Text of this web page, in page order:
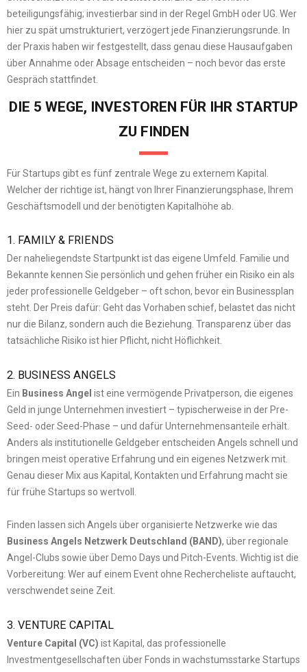
beteiligungsfähig; investierbar sind in der Regel GmbH oder UG. Wer
hier zu spät umstrukturiert, verzögert jede Finanzierungsrunde. In
der Praxis haben wir festgestellt, dass genau diese Hausaufgaben
über Annahme oder Absage entscheiden – noch bevor das erste
Gespräch stattfindet.
DIE 5 WEGE, INVESTOREN FÜR IHR STARTUP
ZU FINDEN
Für Startups gibt es fünf zentrale Wege zu externem Kapital.
Welcher der richtige ist, hängt von Ihrer Finanzierungsphase, Ihrem
Geschäftsmodell und der benötigten Kapitalhöhe ab.
1. FAMILY & FRIENDS
Der naheliegendste Startpunkt ist das eigene Umfeld. Familie und
Bekannte kennen Sie persönlich und gehen früher ein Risiko ein als
jeder professionelle Geldgeber – oft schon, bevor ein Businessplan
steht. Der Preis dafür: Geht das Vorhaben schief, belastet das nicht
nur die Bilanz, sondern auch die Beziehung. Transparenz über das
tatsächliche Risiko ist hier Pflicht, nicht Höflichkeit.
2. BUSINESS ANGELS
Ein Business Angel ist eine vermögende Privatperson, die eigenes
Geld in junge Unternehmen investiert – typischerweise in der Pre-
Seed- oder Seed-Phase – und dafür Unternehmensanteile erhält.
Anders als institutionelle Geldgeber entscheiden Angels schnell und
bringen meist operative Erfahrung und ein eigenes Netzwerk mit.
Genau dieser Mix aus Kapital, Kontakten und Erfahrung macht sie
für frühe Startups so wertvoll.
Finden lassen sich Angels über organisierte Netzwerke wie das
Business Angels Netzwerk Deutschland (BAND), über regionale
Angel-Clubs sowie über Demo Days und Pitch-Events. Wichtig ist die
Vorbereitung: Wer auf einem Event ohne Rechercheliste auftaucht,
verschwendet seine Zeit.
3. VENTURE CAPITAL
Venture Capital (VC) ist Kapital, das professionelle
Investmentgesellschaften über Fonds in wachstumsstarke Startups